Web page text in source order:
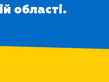
області.